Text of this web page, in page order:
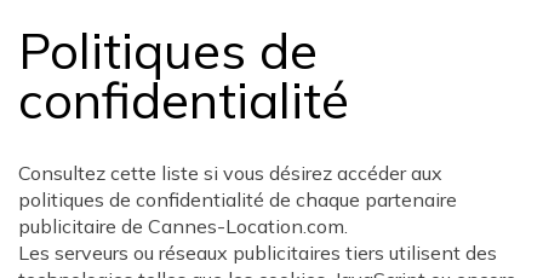
Politiques de
confidentialité
Consultez cette liste si vous désirez accéder aux
politiques de confidentialité de chaque partenaire
publicitaire de Cannes-Location.com.
Les serveurs ou réseaux publicitaires tiers utilisent des